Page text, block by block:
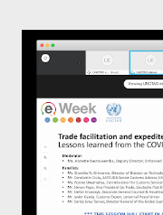
所帶來的利益與包容性